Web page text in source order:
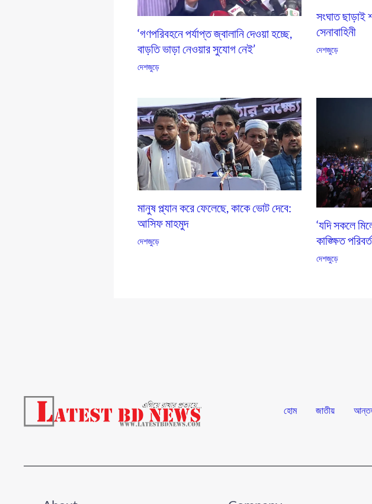
‘গণপরিবহনে পর্যাপ্ত জ্বালানি দেওয়া হচ্ছে,
বাড়তি ভাড়া নেওয়ার সুযোগ নেই’
দেশজুড়ে
সংঘাত ছাড়াই
সেনাবাহিনী
দেশজুড়ে
মানুষ প্ল্যান করে ফেলেছে, কাকে ভোট দেবে:
আসিফ মাহমুদ
দেশজুড়ে
‘যদি সকলে
কাঙ্ক্ষিত
দেশজুড়ে
হোম জাতীয়